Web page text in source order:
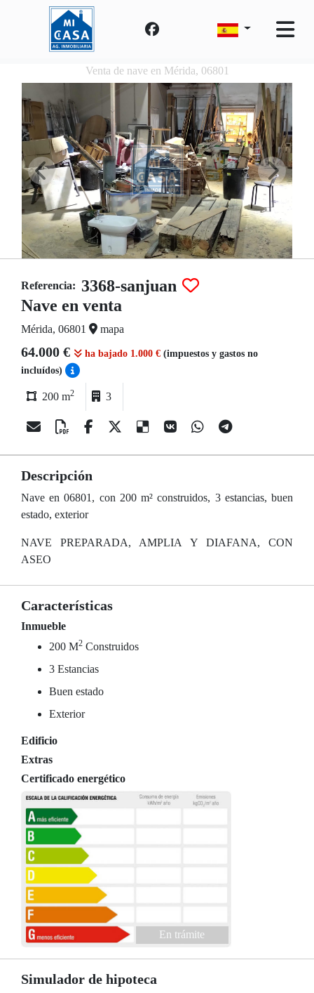
Venta de nave en Mérida, 06801
Referencia: 3368-sanjuan
Nave en venta
Mérida, 06801 mapa
64.000 € ha bajado 1.000 € (impuestos y gastos no
incluídos)
200 m2 3
Descripción
Nave en 06801, con 200 m² construidos, 3 estancias, buen
estado, exterior
NAVE PREPARADA, AMPLIA Y DIAFANA, CON
ASEO
Características
Inmueble
200 M2 Construidos
3 Estancias
Buen estado
Exterior
Edificio
Extras
Certificado energético
En trámite
Simulador de hipoteca